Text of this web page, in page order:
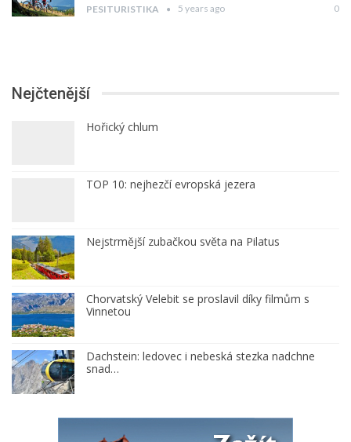
PESITURISTIKA 5 years ago 0
Nejčtenější
Hořický chlum
TOP 10: nejhezčí evropská jezera
Nejstrmější zubačkou světa na Pilatus
Chorvatský Velebit se proslavil díky filmům s
Vinnetou
Dachstein: ledovec i nebeská stezka nadchne
snad…